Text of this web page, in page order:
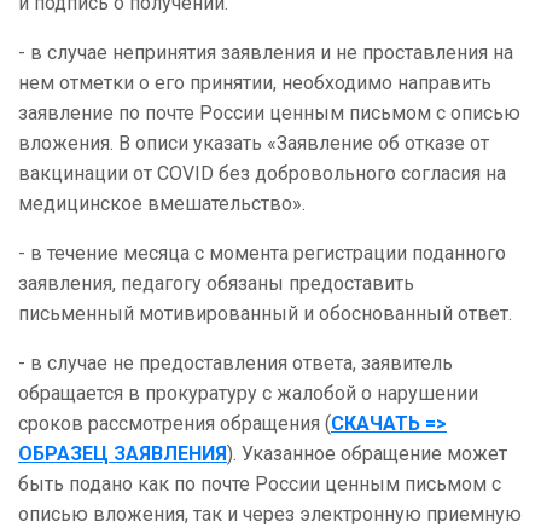
- в случае непринятия заявления и не проставления на
нем отметки о его принятии, необходимо направить
заявление по почте России ценным письмом с описью
вложения. В описи указать «Заявление об отказе от
вакцинации от COVID без добровольного согласия на
медицинское вмешательство».
- в течение месяца с момента регистрации поданного
заявления, педагогу обязаны предоставить
письменный мотивированный и обоснованный ответ.
- в случае не предоставления ответа, заявитель
обращается в прокуратуру с жалобой о нарушении
сроков рассмотрения обращения (СКАЧАТЬ =>
ОБРАЗЕЦ ЗАЯВЛЕНИЯ). Указанное обращение может
быть подано как по почте России ценным письмом с
описью вложения, так и через электронную приемную